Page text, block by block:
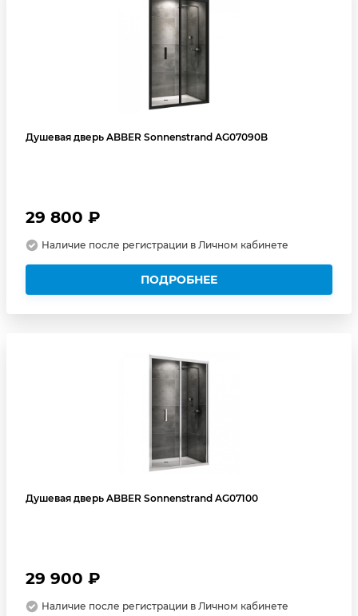
Душевая дверь ABBER Sonnenstrand AG07090B
29 800 ₽
Наличие после регистрации в Личном кабинете
ПОДРОБНЕЕ
Душевая дверь ABBER Sonnenstrand AG07100
29 900 ₽
Наличие после регистрации в Личном кабинете